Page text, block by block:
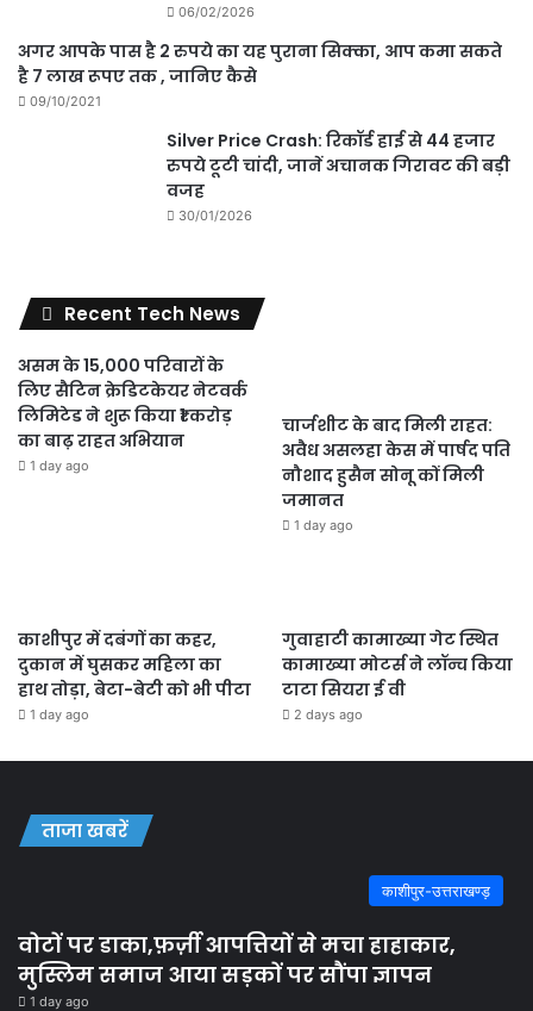
06/02/2026
अगर आपके पास है 2 रुपये का यह पुराना सिक्का, आप कमा सकते
है 7 लाख रूपए तक , जानिए कैसे
09/10/2021
Silver Price Crash: रिकॉर्ड हाई से 44 हजार
रुपये टूटी चांदी, जानें अचानक गिरावट की बड़ी
वजह
30/01/2026
Recent Tech News
असम के 15,000 परिवारों के
लिए सैटिन क्रेडिटकेयर नेटवर्क
लिमिटेड ने शुरू किया ₹1 करोड़
का बाढ़ राहत अभियान
1 day ago
चार्जशीट के बाद मिली राहत:
अवैध असलहा केस में पार्षद पति
नौशाद हुसैन सोनू कों मिली
जमानत
1 day ago
काशीपुर में दबंगों का कहर,
दुकान में घुसकर महिला का
हाथ तोड़ा, बेटा-बेटी को भी पीटा
1 day ago
गुवाहाटी कामाख्या गेट स्थित
कामाख्या मोटर्स ने लॉन्च किया
टाटा सियरा ई वी
2 days ago
ताजा खबरें
काशीपुर-उत्तराखण्ड़
वोटों पर डाका,फ़र्ज़ी आपत्तियों से मचा हाहाकार,
मुस्लिम समाज आया सड़कों पर सौंपा ज्ञापन
1 day ago